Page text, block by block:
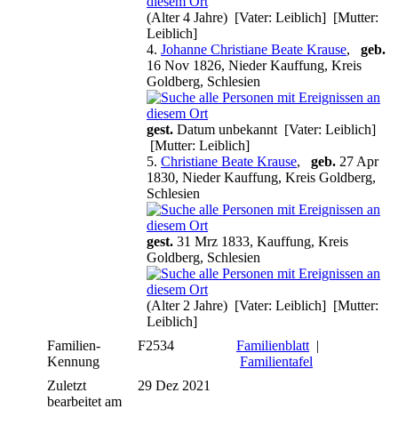
(Alter 4 Jahre) [Vater: Leiblich] [Mutter:
Leiblich]
4. Johanne Christiane Beate Krause, geb.
16 Nov 1826, Nieder Kauffung, Kreis
Goldberg, Schlesien
gest. Datum unbekannt [Vater: Leiblich]
[Mutter: Leiblich]
5. Christiane Beate Krause, geb. 27 Apr
1830, Nieder Kauffung, Kreis Goldberg,
Schlesien
gest. 31 Mrz 1833, Kauffung, Kreis
Goldberg, Schlesien
(Alter 2 Jahre) [Vater: Leiblich] [Mutter:
Leiblich]
Familien-
Kennung
F2534 Familienblatt |
Familientafel
Zuletzt
bearbeitet am
29 Dez 2021